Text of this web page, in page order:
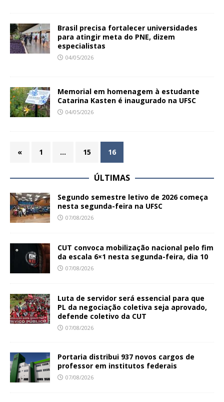
Brasil precisa fortalecer universidades
para atingir meta do PNE, dizem
especialistas
04/05/2026
Memorial em homenagem à estudante
Catarina Kasten é inaugurado na UFSC
04/05/2026
« 1 … 15 16
ÚLTIMAS
Segundo semestre letivo de 2026 começa
nesta segunda-feira na UFSC
07/08/2026
CUT convoca mobilização nacional pelo fim
da escala 6×1 nesta segunda-feira, dia 10
07/08/2026
Luta de servidor será essencial para que
PL da negociação coletiva seja aprovado,
defende coletivo da CUT
07/08/2026
Portaria distribui 937 novos cargos de
professor em institutos federais
07/08/2026